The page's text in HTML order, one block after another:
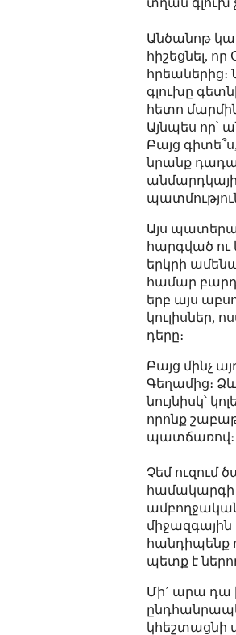
տղան գլուխ
Անծանոթ
հիշեցնել,
հրեաներից։
գլուխը
հետո
Այնպես որ՝
Բայց
նրանք
Այս
հարգված ու
երկրի
համար բարդ
երբ այս
կուլիսներ,
դերը։
Բայց մինչ
Գեղամից։
նույնիսկ՝
որոնք
պատճառով։
Չեմ ուզում
համակարգի
միջազգային
հանդիպենք
պետք է
Մի´ արա դա
կհեշտացնի